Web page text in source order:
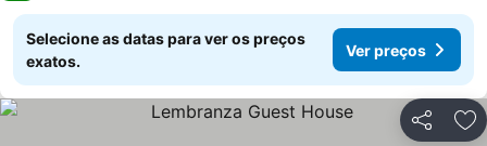
Selecione as datas para ver os preços
exatos.
Ver preços
Partilhar